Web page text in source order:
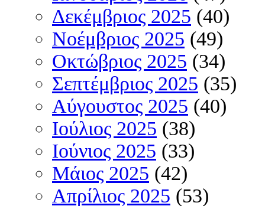
Δεκέμβριος 2025 (40)
Νοέμβριος 2025 (49)
Οκτώβριος 2025 (34)
Σεπτέμβριος 2025 (35)
Αύγουστος 2025 (40)
Ιούλιος 2025 (38)
Ιούνιος 2025 (33)
Μάιος 2025 (42)
Απρίλιος 2025 (53)